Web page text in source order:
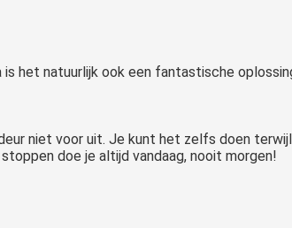
is het natuurlijk ook een fantastische
niet voor uit. Je kunt het zelfs doen
doe je altijd vandaag, nooit morgen!